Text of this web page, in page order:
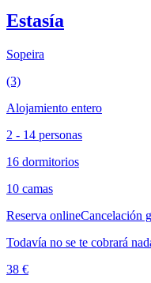
Estasía
Sopeira
(3)
Alojamiento entero
2 - 14 personas
16 dormitorios
10 camas
Reserva onlineCancelación
Todavía no se te cobrará
38 €